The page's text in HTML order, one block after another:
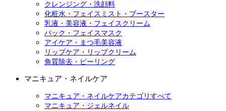
クレンジング・洗顔料
化粧水・フェイスミスト・ブースター
乳液・美容液・フェイスクリーム
パック・フェイスマスク
アイケア・まつ毛美容液
リップケア・リップクリーム
角質除去・ピーリング
マニキュア・ネイルケア
マニキュア・ネイルケアカテゴリすべて
マニキュア・ジェルネイル